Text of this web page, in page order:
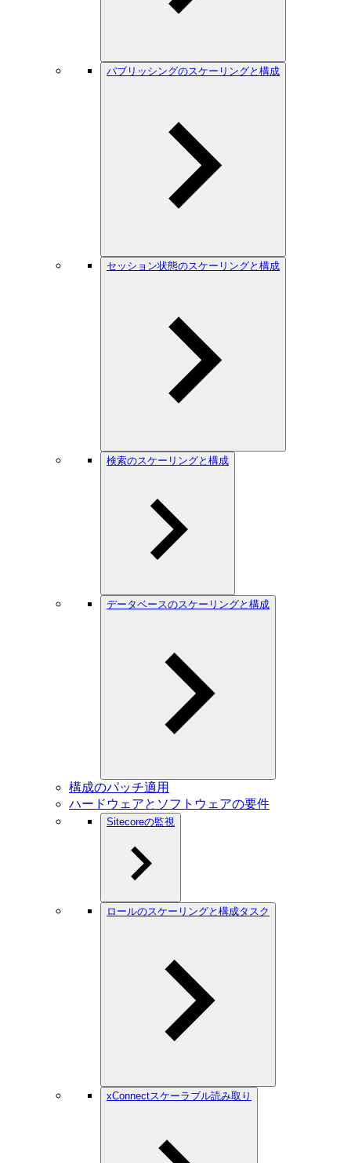
パブリッシングのスケーリングと構成
セッション状態のスケーリングと構成
検索のスケーリングと構成
データベースのスケーリングと構成
構成のパッチ適用
ハードウェアとソフトウェアの要件
Sitecoreの監視
ロールのスケーリングと構成タスク
xConnectスケーラブル読み取り